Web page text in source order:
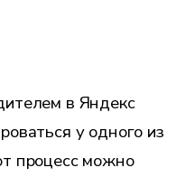
в Яндекс
у одного из
процесс можно